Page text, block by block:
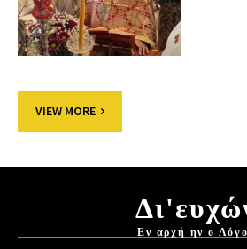
VIEW MORE
Εν αρχή ην ο